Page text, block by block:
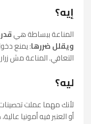
إيه؟
المناعة ببساطة هي
ويقلل ضررها: يمنع
التعافي. المناعة مش
ليه؟
لأنك مهما عملت
أو العنبر فيه أمونيا